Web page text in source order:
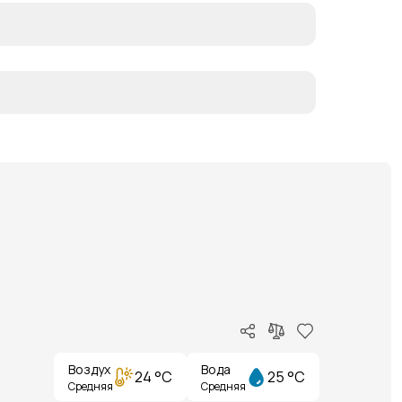
Воздух
Средняя 24 °C Вода
Средняя 25 °C